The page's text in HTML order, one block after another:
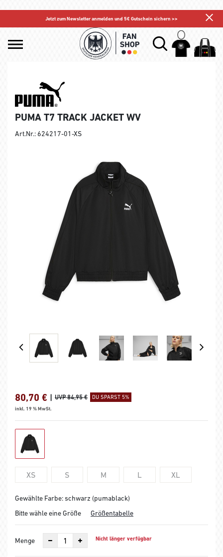
Jetzt zum Newsletter anmelden und 5€ Gutschein sichern >>
PUMA T7 TRACK JACKET WV
Art.Nr.: 624217-01-XS
80,70 € | UVP 84,95 € DU SPARST 5%
inkl. 19 % MwSt.
XS S M L XL
Gewählte Farbe: schwarz (pumablack)
Bitte wähle eine Größe
Größentabelle
Menge Nicht länger verfügbar